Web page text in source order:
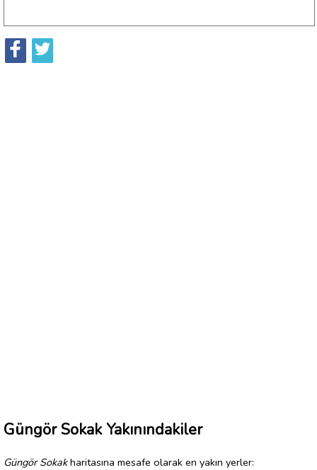
Güngör Sokak Yakınındakiler
Güngör Sokakharitasına mesafe olarak en yakın yerler: